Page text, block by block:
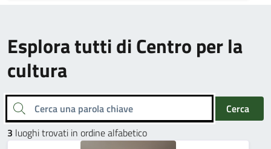
Esplora tutti di Centro per la
cultura
Cerca una parola chiave
Cerca
3 luoghi trovati in ordine alfabetico